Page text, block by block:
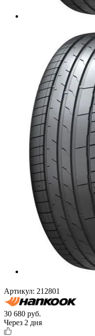
Артикул: 212801
30 680 руб.
Через 2 дня